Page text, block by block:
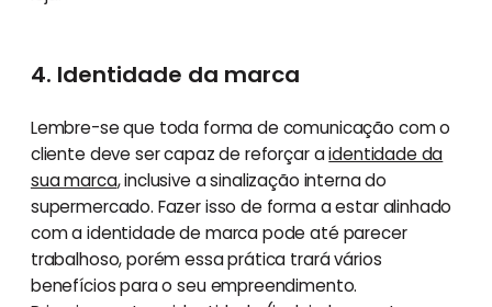
4. Identidade da marca
Lembre-se que toda forma de comunicação com o
cliente deve ser capaz de reforçar aidentidade da
sua marca, inclusive a sinalização interna do
supermercado. Fazer isso de forma a estar alinhado
com a identidade de marca pode até parecer
trabalhoso, porém essa prática trará vários
benefícios para o seu empreendimento.